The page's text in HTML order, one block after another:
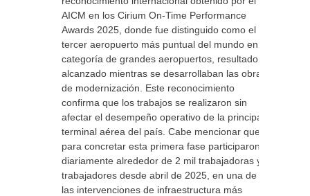
AICM en los Cirium On-Time Performance
Awards 2025, donde fue distinguido como el
tercer aeropuerto más puntual del mundo en la
categoría de grandes aeropuertos, resultado
alcanzado mientras se desarrollaban las obras
de modernización. Este reconocimiento
confirma que los trabajos se realizaron sin
afectar el desempeño operativo de la principal
terminal aérea del país. Cabe mencionar que
para concretar esta primera fase participaron
diariamente alrededor de 2 mil trabajadoras y
trabajadores desde abril de 2025, en una de
las intervenciones de infraestructura más